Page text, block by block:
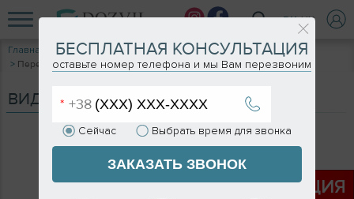
RU UK
Главная
Видеоблог
Перевод квартиры в нежилой фонд. Процедура оформления
ВИДЕОБЛОГ
АКЦИЯ
БЕСПЛАТНАЯ КОНСУЛЬТАЦИЯ
оставьте номер телефона и мы Вам перезвоним
Сейчас Выбрать время для звонка
ЗАКАЗАТЬ ЗВОНОК